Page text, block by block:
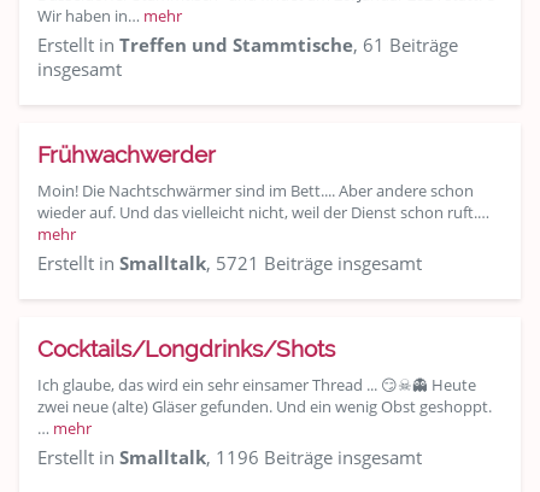
Wir haben in… mehr
Erstellt in Treffen und Stammtische, 61 Beiträge
insgesamt
Frühwachwerder
Moin! Die Nachtschwärmer sind im Bett.... Aber andere schon
wieder auf. Und das vielleicht nicht, weil der Dienst schon ruft.…
mehr
Erstellt in Smalltalk, 5721 Beiträge insgesamt
Cocktails/Longdrinks/Shots
Ich glaube, das wird ein sehr einsamer Thread ... 😏☠👻 Heute
zwei neue (alte) Gläser gefunden. Und ein wenig Obst geshoppt.
… mehr
Erstellt in Smalltalk, 1196 Beiträge insgesamt